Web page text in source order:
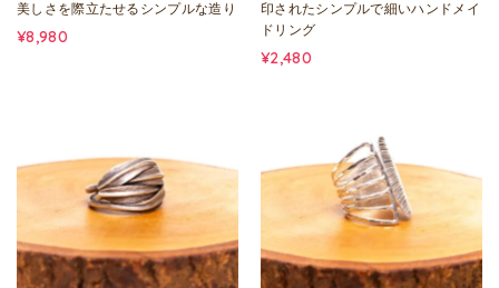
美しさを際立たせるシンプルな造り
¥8,980
印されたシンプルで細いハンドメイ
ドリング
¥2,480